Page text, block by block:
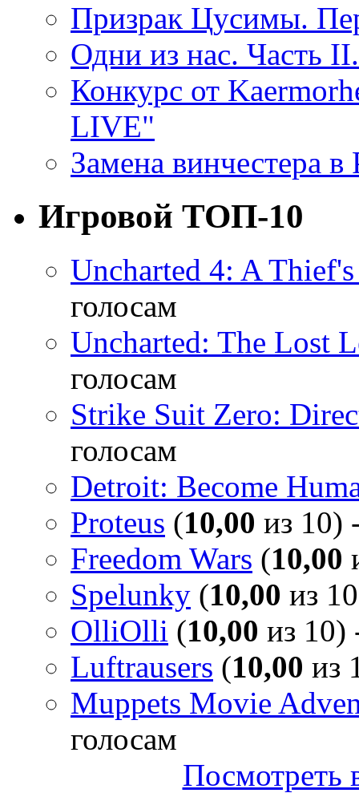
Призрак Цусимы.
Одни из нас. Часть
Конкурс от
LIVE"
Замена винчестера
Игровой ТОП-10
Uncharted 4: A
голосам
Uncharted: The Lost
голосам
Strike Suit Zero:
голосам
Detroit: Become
Proteus (10,00 из 10)
Freedom Wars (10,00
Spelunky (10,00 из
OlliOlli (10,00 из 10)
Luftrausers (10,00 из
Muppets Movie
голосам
Посмотреть